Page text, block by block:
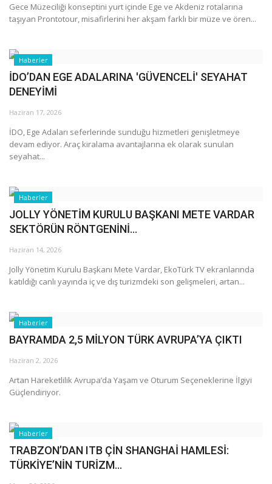
Gece Müzeciliği konseptini yurt içinde Ege ve Akdeniz rotalarına
taşıyan Prontotour, misafirlerini her akşam farklı bir müze ve ören...
Haberler
İDO’DAN EGE ADALARINA 'GÜVENCELİ' SEYAHAT
DENEYİMİ
Haziran 17, 2026
İDO, Ege Adaları seferlerinde sunduğu hizmetleri genişletmeye
devam ediyor. Araç kiralama avantajlarına ek olarak sunulan
seyahat...
Haberler
JOLLY YÖNETİM KURULU BAŞKANI METE VARDAR
SEKTÖRÜN RÖNTGENİNİ...
Haziran 14, 2026
Jolly Yönetim Kurulu Başkanı Mete Vardar, EkoTürk TV ekranlarında
katıldığı canlı yayında iç ve dış turizmdeki son gelişmeleri, artan...
Haberler
BAYRAMDA 2,5 MİLYON TÜRK AVRUPA’YA ÇIKTI
Haziran 2, 2026
Artan Hareketlilik Avrupa’da Yaşam ve Oturum Seçeneklerine İlgiyi
Güçlendiriyor.
Haberler
TRABZON’DAN ITB ÇİN SHANGHAİ HAMLESİ:
TÜRKİYE’NİN TURİZM...